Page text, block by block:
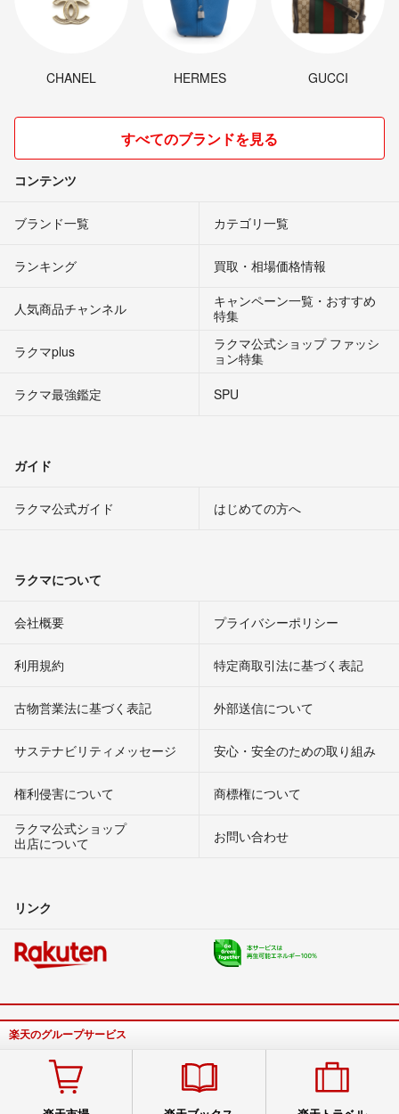
CHANEL HERMES GUCCI
すべてのブランドを見る
コンテンツ
ブランド一覧 カテゴリ一覧
ランキング 買取・相場価格情報
人気商品チャンネル
キャンペーン一覧・おすすめ
特集
ラクマplus
ラクマ公式ショップ ファッシ
ョン特集
ラクマ最強鑑定
SPU
ガイド
ラクマ公式ガイド はじめての方へ
ラクマについて
会社概要 プライバシーポリシー
利用規約 特定商取引法に基づく表記
古物営業法に基づく表記 外部送信について
サステナビリティメッセージ 安心・安全のための取り組み
権利侵害について
商標権について
ラクマ公式ショップ
出店について
お問い合わせ
リンク
楽天のグループサービス